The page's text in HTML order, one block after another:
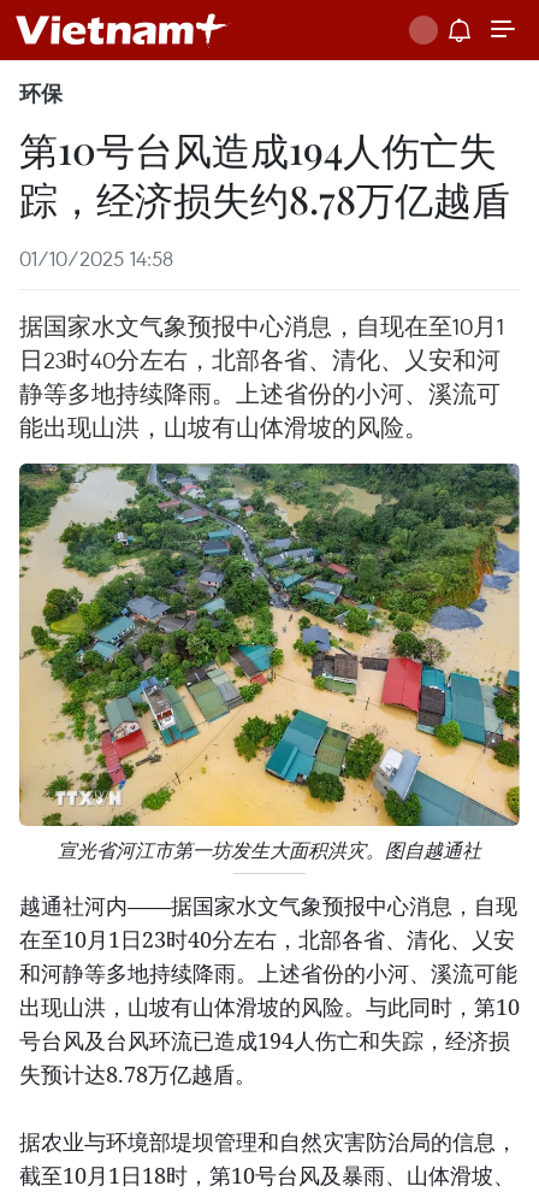
环保
第10号台风造成194人伤亡失
踪，经济损失约8.78万亿越盾
01/10/2025 14:58
据国家水文气象预报中心消息，自现在至10月1
日23时40分左右，北部各省、清化、乂安和河
静等多地持续降雨。上述省份的小河、溪流可
能出现山洪，山坡有山体滑坡的风险。
宣光省河江市第一坊发生大面积洪灾。图自越通社
越通社河内——据国家水文气象预报中心消息，自现
在至10月1日23时40分左右，北部各省、清化、乂安
和河静等多地持续降雨。上述省份的小河、溪流可能
出现山洪，山坡有山体滑坡的风险。与此同时，第10
号台风及台风环流已造成194人伤亡和失踪，经济损
失预计达8.78万亿越盾。
据农业与环境部堤坝管理和自然灾害防治局的信息，
截至10月1日18时，第10号台风及暴雨、山体滑坡、